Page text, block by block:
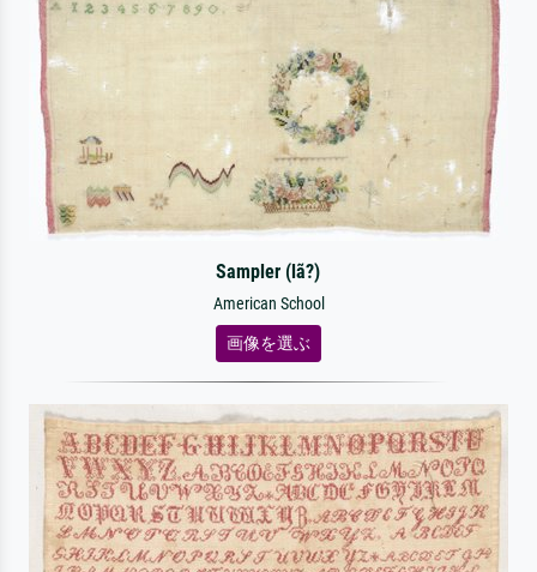
Sampler (lã?)
American School
画像を選ぶ